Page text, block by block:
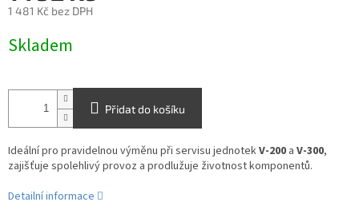
1 481 Kč bez DPH
cena:
Skladem
Přidat do košíku
Ideální pro pravidelnou výměnu při servisu jednotekV-200 a V-300,
zajišťuje spolehlivý provoz a prodlužuje životnost komponentů.
Detailní informace